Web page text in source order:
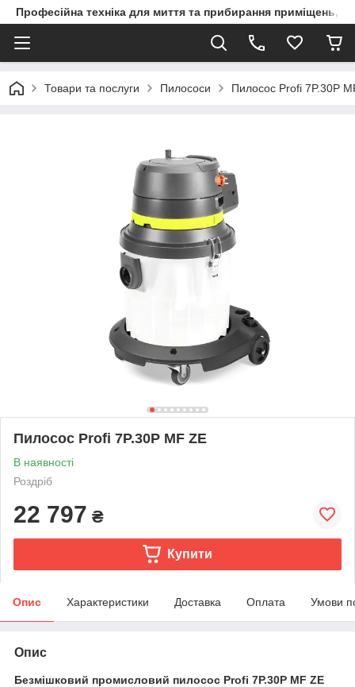
Професійна техніка для миття та прибирання приміщень,
Товари та послуги Пилососи Пилосос Profi 7P.30P
Пилосос Profi 7P.30P MF ZE
В наявності
Роздріб
22 797 ₴
Купити
Опис Характеристики Доставка Оплата Умови
Опис
Безмішковий промисловий пилосос Profi 7P.30P MF ZE